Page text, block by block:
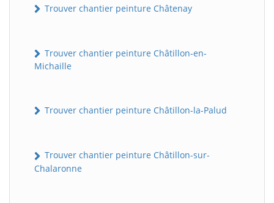
Trouver chantier peinture Châtenay
Trouver chantier peinture Châtillon-en-
Michaille
Trouver chantier peinture Châtillon-la-Palud
Trouver chantier peinture Châtillon-sur-
Chalaronne